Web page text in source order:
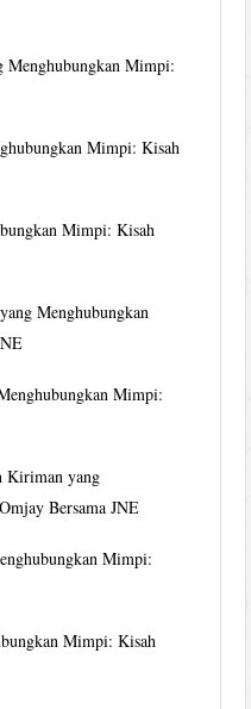
Menghubungkan Mimpi:
Mimpi: Kisah
Mimpi: Kisah
Menghubungkan
Mimpi:
Kiriman yang
Bersama JNE
Mimpi:
Mimpi: Kisah